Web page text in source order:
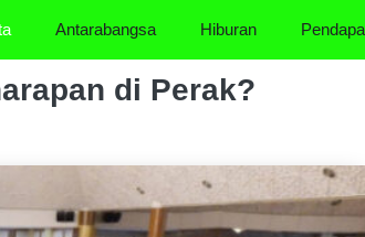
Antarabangsa Hiburan
di Perak?